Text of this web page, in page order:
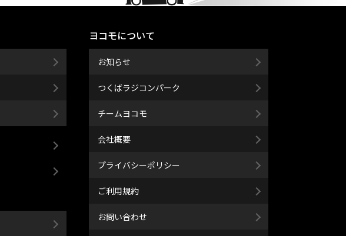
ヨコモについて
お知らせ
つくばラジコンパーク
チームヨコモ
会社概要
プライバシーポリシー
ご利用規約
お問い合わせ